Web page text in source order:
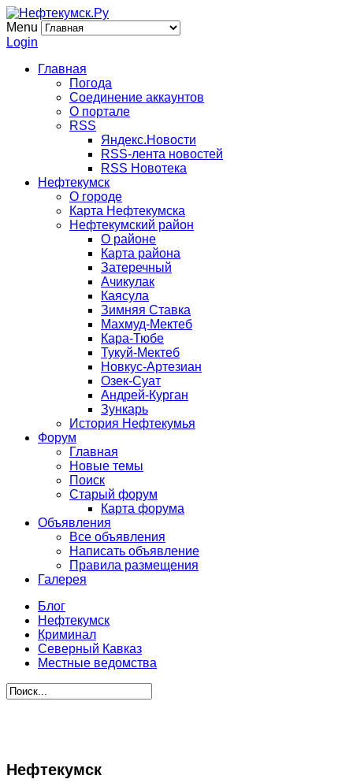
Menu
Login
Главная
Погода
Соединение аккаунтов
О портале
RSS
Яндекс.Новости
RSS-лента новостей
RSS Новотека
Нефтекумск
О городе
Карта Нефтекумска
Нефтекумский район
О районе
Карта района
Затеречный
Ачикулак
Каясула
Зимняя Ставка
Махмуд-Мектеб
Кара-Тюбе
Тукуй-Мектеб
Новкус-Артезиан
Озек-Суат
Андрей-Курган
Зункарь
История Нефтекумья
Форум
Главная
Новые темы
Поиск
Старый форум
Карта форума
Объявления
Все объявления
Написать объявление
Правила размещения
Галерея
Блог
Нефтекумск
Криминал
Северный Кавказ
Местные ведомства
Нефтекумск